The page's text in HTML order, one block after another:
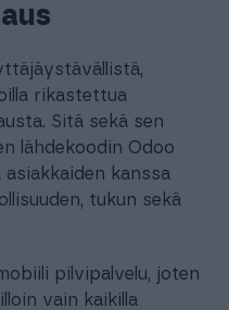
rikastettua
Sitä sekä sen
lähdekoodin Odoo
kanssa
tukun sekä
pilvipalvelu, joten
vain kaikilla